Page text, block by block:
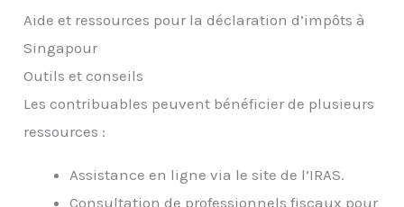
Aide et ressources pour la déclaration d’impôts à
Singapour
Outils et conseils
Les contribuables peuvent bénéficier de plusieurs
ressources :
Assistance en ligne via le site de l’IRAS.
Consultation de professionnels fiscaux pour